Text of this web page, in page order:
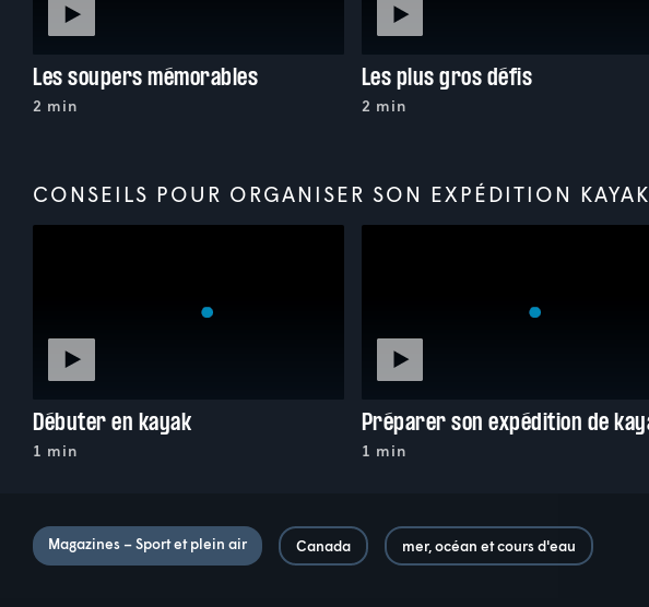
Les soupers mémorables
2 min
Les plus gros défis
2 min
CONSEILS POUR ORGANISER SON EXPÉDITION KAYAK
Débuter en kayak
1 min 1 min
Magazines – Sport et plein air Canada mer, océan et cours d'eau